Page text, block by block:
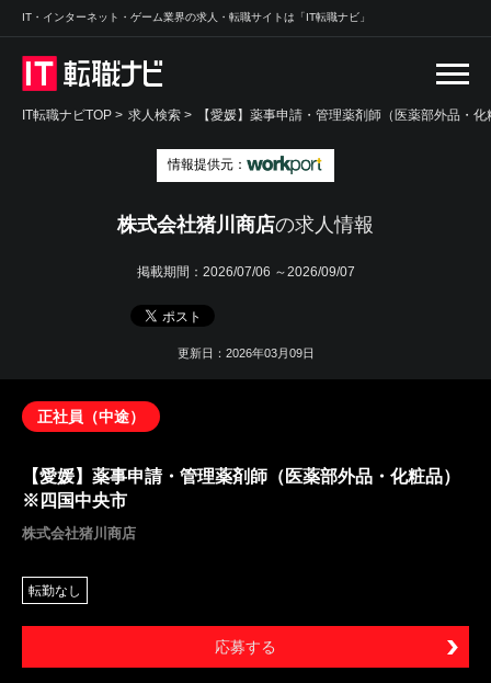
IT・インターネット・ゲーム業界の求人・転職サイトは「IT転職ナビ」
IT転職ナビTOP > 求人検索 > 【愛媛】薬事申請・管理薬剤師（医薬部外品・
情報提供元：
株式会社猪川商店の求人情報
掲載期間： 2026/07/06 ～2026/09/07
更新日：2026年03月09日
正社員（中途）
【愛媛】薬事申請・管理薬剤師（医薬部外品・化粧品）
※四国中央市
株式会社猪川商店
転勤なし
応募する